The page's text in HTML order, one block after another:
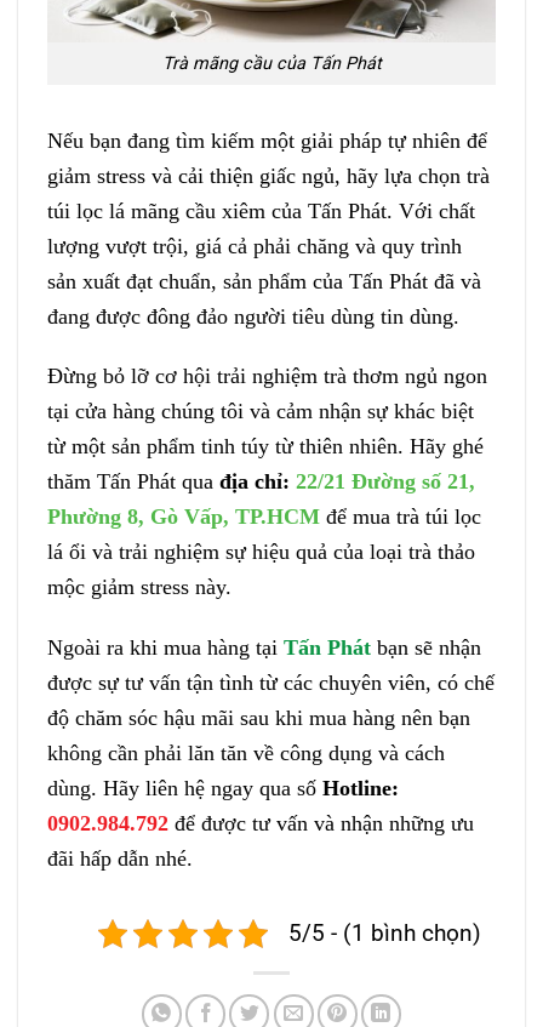
Trà mãng cầu của Tấn Phát
Nếu bạn đang tìm kiếm một giải pháp tự nhiên để
giảm stress và cải thiện giấc ngủ, hãy lựa chọn trà
túi lọc lá mãng cầu xiêm của Tấn Phát. Với chất
lượng vượt trội, giá cả phải chăng và quy trình
sản xuất đạt chuẩn, sản phẩm của Tấn Phát đã và
đang được đông đảo người tiêu dùng tin dùng.
Đừng bỏ lỡ cơ hội trải nghiệm trà thơm ngủ ngon
tại cửa hàng chúng tôi và cảm nhận sự khác biệt
từ một sản phẩm tinh túy từ thiên nhiên. Hãy ghé
thăm Tấn Phát qua địa chỉ: 22/21 Đường số 21,
Phường 8, Gò Vấp, TP.HCM để mua trà túi lọc
lá ổi và trải nghiệm sự hiệu quả của loại trà thảo
mộc giảm stress này.
Ngoài ra khi mua hàng tại Tấn Phát bạn sẽ nhận
được sự tư vấn tận tình từ các chuyên viên, có chế
độ chăm sóc hậu mãi sau khi mua hàng nên bạn
không cần phải lăn tăn về công dụng và cách
dùng. Hãy liên hệ ngay qua số Hotline:
0902.984.792 để được tư vấn và nhận những ưu
đãi hấp dẫn nhé.
5/5 - (1 bình chọn)